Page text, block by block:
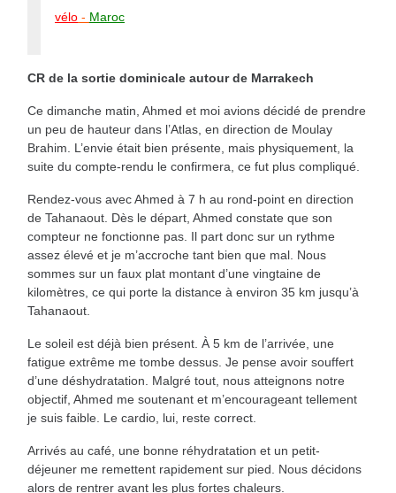
vélo - Maroc
CR de la sortie dominicale autour de Marrakech
Ce dimanche matin, Ahmed et moi avions décidé de prendre
un peu de hauteur dans l’Atlas, en direction de Moulay
Brahim. L’envie était bien présente, mais physiquement, la
suite du compte-rendu le confirmera, ce fut plus compliqué.
Rendez-vous avec Ahmed à 7 h au rond-point en direction
de Tahanaout. Dès le départ, Ahmed constate que son
compteur ne fonctionne pas. Il part donc sur un rythme
assez élevé et je m’accroche tant bien que mal. Nous
sommes sur un faux plat montant d’une vingtaine de
kilomètres, ce qui porte la distance à environ 35 km jusqu’à
Tahanaout.
Le soleil est déjà bien présent. À 5 km de l’arrivée, une
fatigue extrême me tombe dessus. Je pense avoir souffert
d’une déshydratation. Malgré tout, nous atteignons notre
objectif, Ahmed me soutenant et m’encourageant tellement
je suis faible. Le cardio, lui, reste correct.
Arrivés au café, une bonne réhydratation et un petit-
déjeuner me remettent rapidement sur pied. Nous décidons
alors de rentrer avant les plus fortes chaleurs.